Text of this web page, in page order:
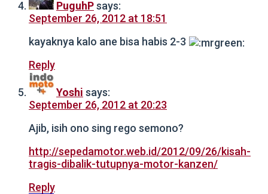
PuguhPsays:
September 26, 2012 at 18:51
kayaknya kalo ane bisa habis 2-3
Reply
Yoshi says:
September 26, 2012 at 20:23
Ajib, isih ono sing rego semono?
http://sepedamotor.web.id/2012/09/26/kisah-
tragis-dibalik-tutupnya-motor-kanzen/
Reply